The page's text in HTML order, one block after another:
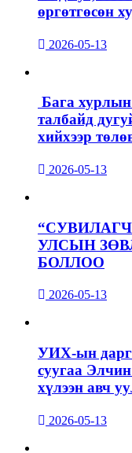
өргөтгөсөн
2026-05-13
Бага
талбайд
хийхээр
2026-05-13
УЛСЫН
БОЛЛОО
2026-05-13
УИХ-ын
суугаа
хүлээн авч
2026-05-13